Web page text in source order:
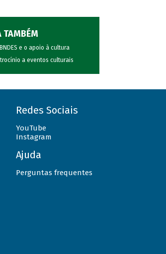
TAMBÉM
e o apoio à cultura
a eventos culturais
Redes Sociais
YouTube
Instagram
Ajuda
Perguntas frequentes